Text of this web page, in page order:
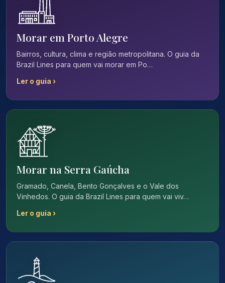
Morar em Porto Alegre
Bairros, cultura, clima e região metropolitana. O guia da
Brazil Lines para quem vai morar em Po…
Ler o guia ›
Morar na Serra Gaúcha
Gramado, Canela, Bento Gonçalves e o Vale dos
Vinhedos. O guia da Brazil Lines para quem vai viv…
Ler o guia ›